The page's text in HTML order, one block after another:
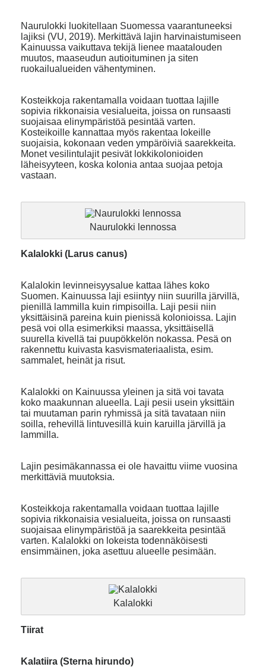
Naurulokki luokitellaan Suomessa vaarantuneeksi
lajiksi (VU, 2019). Merkittävä lajin harvinaistumiseen
Kainuussa vaikuttava tekijä lienee maatalouden
muutos, maaseudun autioituminen ja siten
ruokailualueiden vähentyminen.
Kosteikkoja rakentamalla voidaan tuottaa lajille
sopivia rikkonaisia vesialueita, joissa on runsaasti
suojaisaa elinympäristöä pesintää varten.
Kosteikoille kannattaa myös rakentaa lokeille
suojaisia, kokonaan veden ympäröiviä saarekkeita.
Monet vesilintulajit pesivät lokkikolonioiden
läheisyyteen, koska kolonia antaa suojaa petoja
vastaan.
Naurulokki lennossa
Kalalokki (Larus canus)
Kalalokin levinneisyysalue kattaa lähes koko
Suomen. Kainuussa laji esiintyy niin suurilla järvillä,
pienillä lammilla kuin rimpisoilla. Laji pesii niin
yksittäisinä pareina kuin pienissä kolonioissa. Lajin
pesä voi olla esimerkiksi maassa, yksittäisellä
suurella kivellä tai puupökkelön nokassa. Pesä on
rakennettu kuivasta kasvismateriaalista, esim.
sammalet, heinät ja risut.
Kalalokki on Kainuussa yleinen ja sitä voi tavata
koko maakunnan alueella. Laji pesii usein yksittäin
tai muutaman parin ryhmissä ja sitä tavataan niin
soilla, rehevillä lintuvesillä kuin karuilla järvillä ja
lammilla.
Lajin pesimäkannassa ei ole havaittu viime vuosina
merkittäviä muutoksia.
Kosteikkoja rakentamalla voidaan tuottaa lajille
sopivia rikkonaisia vesialueita, joissa on runsaasti
suojaisaa elinympäristöä ja saarekkeita pesintää
varten. Kalalokki on lokeista todennäköisesti
ensimmäinen, joka asettuu alueelle pesimään.
Kalalokki
Tiirat
Kalatiira (Sterna hirundo)